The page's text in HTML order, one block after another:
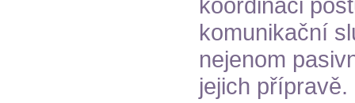
komunikační
nejenom
jejich přípravě.